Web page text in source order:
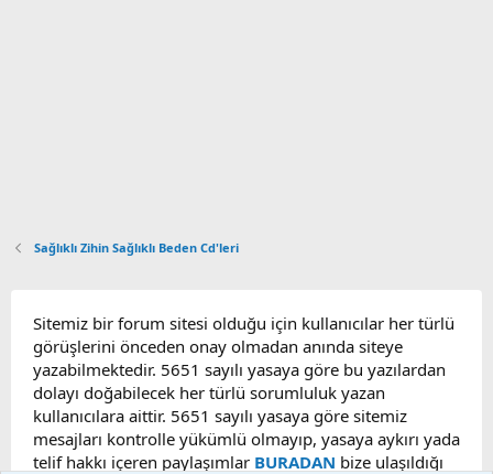
Sağlıklı Zihin Sağlıklı Beden Cd'leri
Sitemiz bir forum sitesi olduğu için kullanıcılar her türlü
görüşlerini önceden onay olmadan anında siteye
yazabilmektedir. 5651 sayılı yasaya göre bu yazılardan
dolayı doğabilecek her türlü sorumluluk yazan
kullanıcılara aittir. 5651 sayılı yasaya göre sitemiz
mesajları kontrolle yükümlü olmayıp, yasaya aykırı yada
telif hakkı içeren paylaşımlar BURADAN bize ulaşıldığı